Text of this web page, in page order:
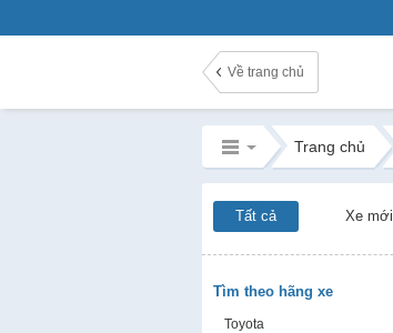
Về trang chủ
Trang chủ
Tất cả Xe mới
Tìm theo hãng xe
Toyota